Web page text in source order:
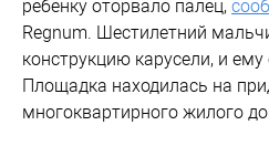
ребенку оторвало палец,
Regnum. Шестилетний
конструкцию карусели, и
Площадка находилась на
многоквартирного жилого